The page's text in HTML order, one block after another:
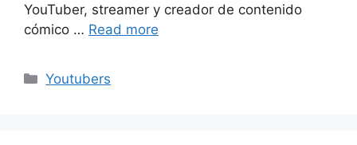
YouTuber, streamer y creador de contenido
cómico … Read more
Categories
Youtubers